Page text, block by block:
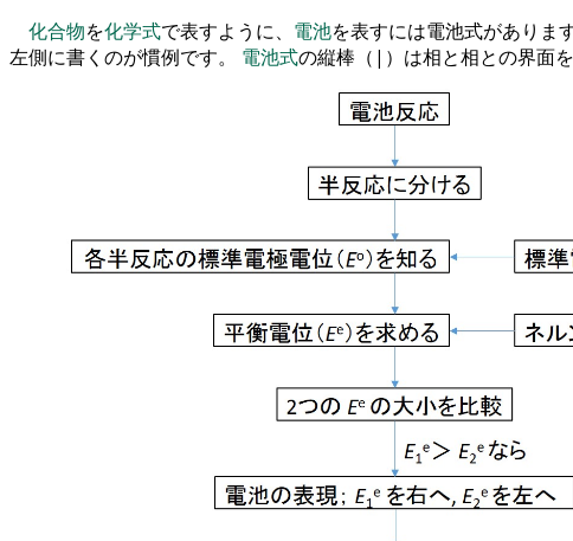
化合物を化学式で表すように、 電池を表すには電池式がありま
左側に書くのが慣例です。 電池式の縦棒 （ | ） は相と相との界面を